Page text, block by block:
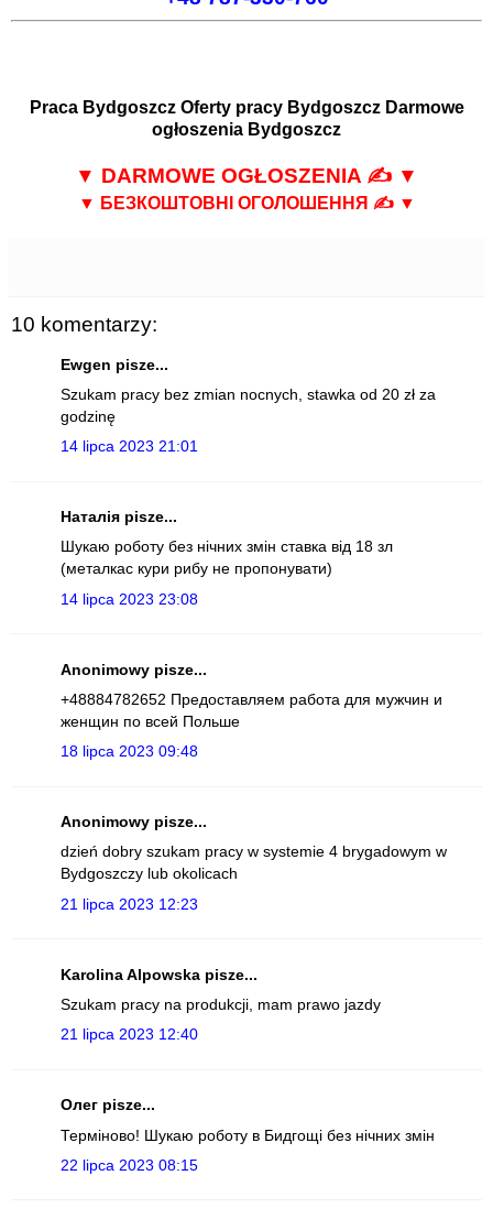
Praca Bydgoszcz Oferty pracy Bydgoszcz Darmowe
ogłoszenia Bydgoszcz
▼ DARMOWE OGŁOSZENIA ✍ ▼
▼ БЕЗКОШТОВНІ ОГОЛОШЕННЯ ✍ ▼
10 komentarzy:
Ewgen pisze...
Szukam pracy bez zmian nocnych, stawka od 20 zł za
godzinę
14 lipca 2023 21:01
Наталія pisze...
Шукаю роботу без нічних змін ставка від 18 зл
(металкас кури рибу не пропонувати)
14 lipca 2023 23:08
Anonimowy pisze...
+48884782652 Предоставляем работа для мужчин и
женщин по всей Польше
18 lipca 2023 09:48
Anonimowy pisze...
dzień dobry szukam pracy w systemie 4 brygadowym w
Bydgoszczy lub okolicach
21 lipca 2023 12:23
Karolina Alpowska pisze...
Szukam pracy na produkcji, mam prawo jazdy
21 lipca 2023 12:40
Олег pisze...
Терміново! Шукаю роботу в Бидгощі без нічних змін
22 lipca 2023 08:15